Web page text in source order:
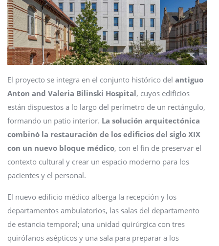
El proyecto se integra en el conjunto histórico del antiguo
Anton and Valeria Bilinski Hospital, cuyos edificios
están dispuestos a lo largo del perímetro de un rectángulo,
formando un patio interior. La solución arquitectónica
combinó la restauración de los edificios del siglo XIX
con un nuevo bloque médico, con el fin de preservar el
contexto cultural y crear un espacio moderno para los
pacientes y el personal.
El nuevo edificio médico alberga la recepción y los
departamentos ambulatorios, las salas del departamento
de estancia temporal; una unidad quirúrgica con tres
quirófanos asépticos y una sala para preparar a los